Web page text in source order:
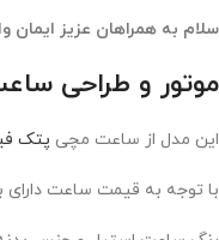
سلام به همراهان عزیز
موتور و طراحی
این مدل از ساعت مچی پتک
با توجه به قیمت ساعت دارای